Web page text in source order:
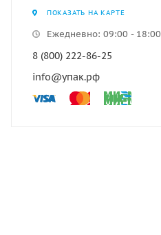
ПОКАЗАТЬ НА КАРТЕ
Ежедневно: 09:00 - 18:00
8 (800) 222-86-25
info@упак.рф